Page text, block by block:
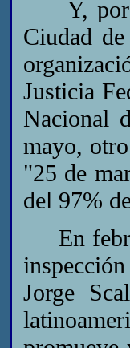
Y, por
Ciudad
Justicia
Nacional
mayo,
"25 de
del 97%
En
Jorge